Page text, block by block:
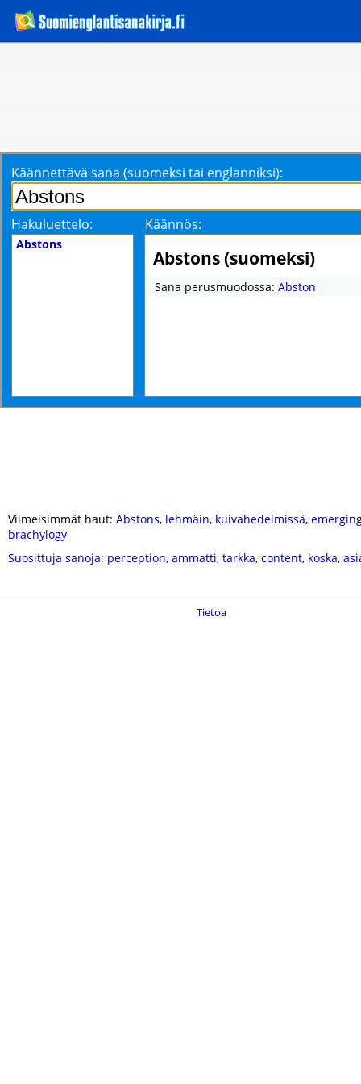
Käännettävä sana (suomeksi tai englanniksi):
Hakuluettelo: Käännös:
Abstons
Abstons (suomeksi)
Sana perusmuodossa: Abston
Viimeisimmät haut: Abstons, lehmäin, kuivahedelmissä,
brachylogy
Suosittuja sanoja: perception, ammatti, tarkka, content, koska,
Tietoa